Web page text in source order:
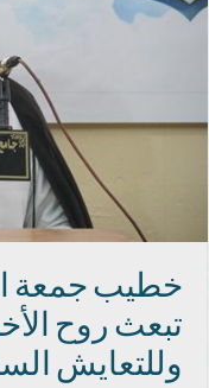
خطيب جمعة
تبعث روح
وللتعايش